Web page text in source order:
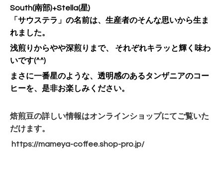
South(南部)+Stella(星)
「サウステラ」の名前は、生産者のそんな思いから生ま
れました。
浅煎りからやや深煎りまで、 それぞれキラッと輝く味わ
いです(^^)
まさに一番星のような、 透明感のあるタンザニアのコー
ヒーを、是非お楽しみください。
焙煎豆の詳しい情報はオンラインショップにてご覧いた
だけます。
https://mameya-coffee.shop-pro.jp/